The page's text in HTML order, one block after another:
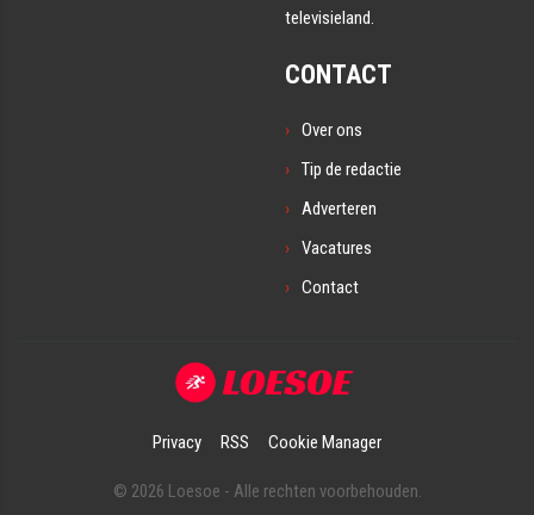
televisieland.
CONTACT
Over ons
Tip de redactie
Adverteren
Vacatures
Contact
Privacy RSS Cookie Manager
© 2026 Loesoe - Alle rechten voorbehouden.